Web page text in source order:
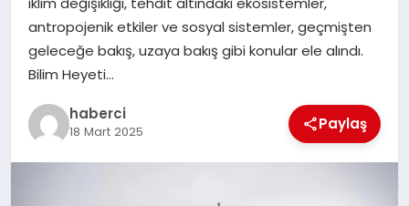
SPOR
YAŞAM
antropojenik etkiler ve sosyal sistemler, geçmişten
geleceğe bakış, uzaya bakış gibi konular ele alındı.
Bilim Heyeti…
haberci
18 Mart 2025 Paylaş